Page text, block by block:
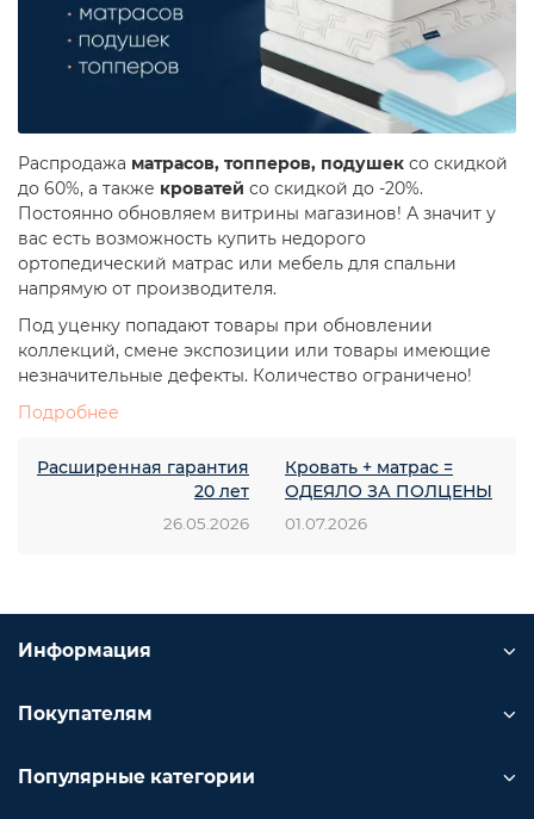
Распродажа матрасов, топперов, подушек со скидкой
до 60%, а также кроватей со скидкой до -20%.
Постоянно обновляем витрины магазинов! А значит у
вас есть возможность купить недорого
ортопедический матрас или мебель для спальни
напрямую от производителя.
Под уценку попадают товары при обновлении
коллекций, смене экспозиции или товары имеющие
незначительные дефекты. Количество ограничено!
Подробнее
Расширенная гарантия
20 лет
26.05.2026
Кровать + матрас =
ОДЕЯЛО ЗА ПОЛЦЕНЫ
01.07.2026
Информация
Покупателям
Популярные категории